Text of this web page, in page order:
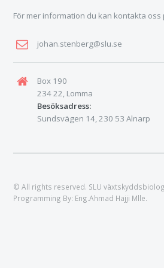
För mer information du kan kontakta oss
johan.stenberg@slu.se
Box 190
234 22, Lomma
Besöksadress:
Sundsvägen 14, 230 53 Alnarp
© All rights reserved. SLU
Programming By: Eng.Ahmad Hajji Mlle.